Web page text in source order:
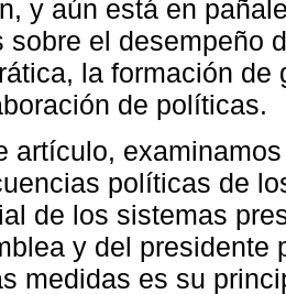
y aún está en
sobre el desempeño
la formación
de políticas.
artículo,
políticas de
de los sistemas
y del presidente
medidas es su